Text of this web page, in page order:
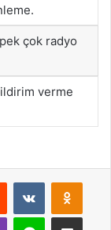
çok radyo
verme
Reddit VKontakte
Viber Line E-Posta ile